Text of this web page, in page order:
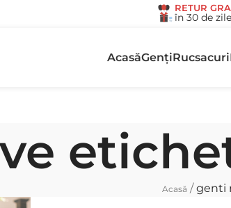
RETUR
în 30 de zile
AcasăGențiRucsacuri
Acasă /genti